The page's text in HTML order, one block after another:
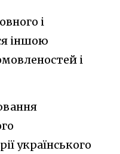
і
іншою
і
українського